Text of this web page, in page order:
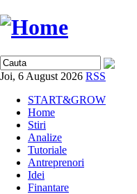
Joi, 6 August 2026 RSS
START&GROW
Home
Stiri
Analize
Tutoriale
Antreprenori
Idei
Finantare